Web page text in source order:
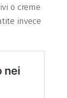
o creme
invece